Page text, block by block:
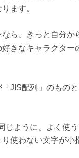
ます。
ら、きっと自分か
きなキャラクター
JIS配列」のものと
じように、よく使う
使わない文字が小